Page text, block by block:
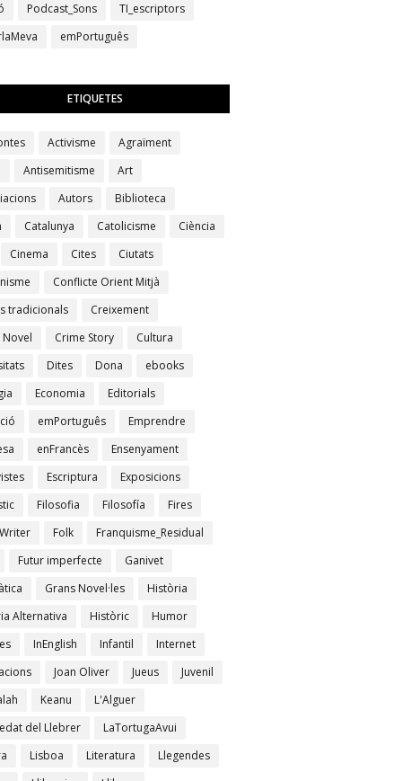
Podcast_Sons
TI_escriptors
emPortuguês
ETIQUETES
Activisme
Agraïment
Antisemitisme
Art
Autors
Biblioteca
Catalunya Catolicisme
Ciència
Cinema Cites
Ciutats
Conflicte Orient Mitjà
tradicionals
Creixement
Novel
Crime Story
Cultura
Dites Dona
ebooks
Economia
Editorials
emPortuguês
Emprendre
enFrancès
Ensenyament
Escriptura
Exposicions
Filosofia Filosofía
Fires
Folk
Franquisme_Residual
Futur imperfecte
Ganivet
Grans Novel·les
Història
Alternativa
Històric
Humor
InEnglish Infantil
Internet
Joan Oliver Jueus
Juvenil
Keanu
L'Alguer
del Llebrer
LaTortugaAvui
Lisboa Literatura
Llegendes